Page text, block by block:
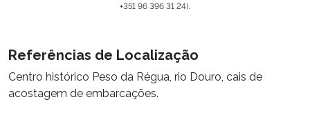
+351 96 396 31 24).
Referências de Localização
Centro histórico Peso da Régua, rio Douro, cais de
acostagem de embarcações.